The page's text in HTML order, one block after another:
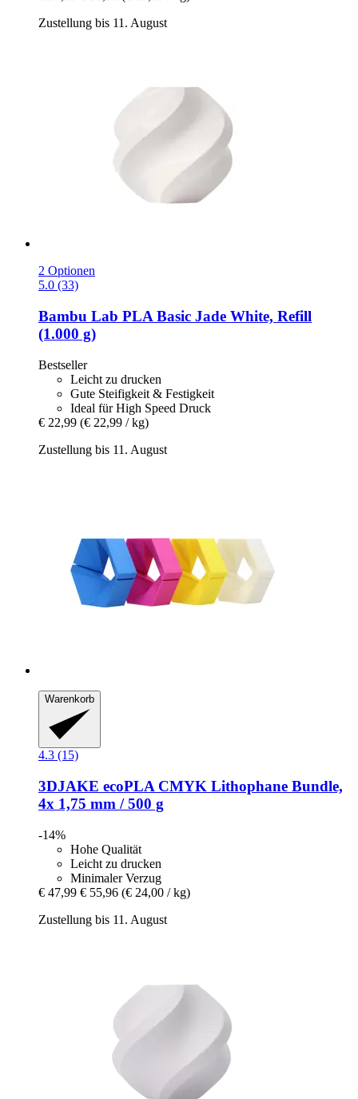
Zustellung bis 11. August
2 Optionen
5.0 (33)
Bambu Lab PLA Basic Jade White, Refill
(1.000 g)
Bestseller
Leicht zu drucken
Gute Steifigkeit & Festigkeit
Ideal für High Speed Druck
€ 22,99 (€ 22,99 / kg)
Zustellung bis 11. August
Warenkorb
4.3 (15)
3DJAKE ecoPLA CMYK Lithophane Bundle,
4x 1,75 mm / 500 g
-14%
Hohe Qualität
Leicht zu drucken
Minimaler Verzug
€ 47,99 € 55,96 (€ 24,00 / kg)
Zustellung bis 11. August